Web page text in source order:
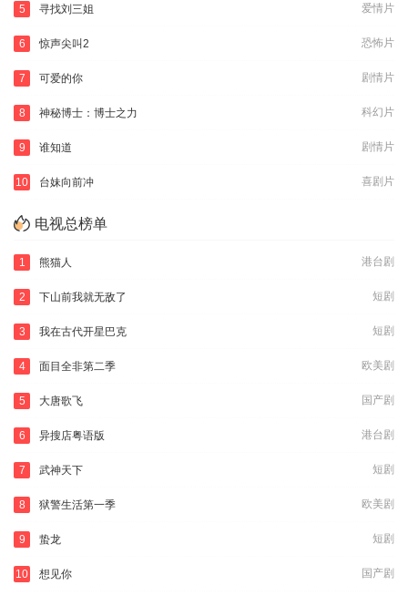
爱情片
5 寻找刘三姐
恐怖片
6 惊声尖叫2
剧情片
7 可爱的你
科幻片
8 神秘博士：博士之力
剧情片
9 谁知道
喜剧片
10 台妹向前冲
电视总榜单
港台剧
1 熊猫人
短剧
2 下山前我就无敌了
短剧
3 我在古代开星巴克
欧美剧
4 面目全非第二季
国产剧
5 大唐歌飞
港台剧
6 异搜店粤语版
短剧
7 武神天下
欧美剧
8 狱警生活第一季
短剧
9 蛰龙
国产剧
10 想见你